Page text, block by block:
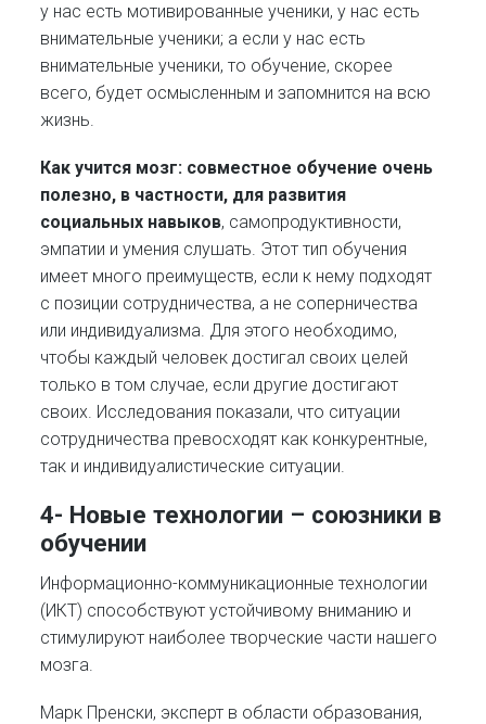
у нас есть мотивированные ученики, у нас есть
внимательные ученики; а если у нас есть
внимательные ученики, то обучение, скорее
всего, будет осмысленным и запомнится на всю
жизнь.
Как учится мозг: совместное обучение очень
полезно, в частности, для развития
социальных навыков, самопродуктивности,
эмпатии и умения слушать. Этот тип обучения
имеет много преимуществ, если к нему подходят
с позиции сотрудничества, а не соперничества
или индивидуализма. Для этого необходимо,
чтобы каждый человек достигал своих целей
только в том случае, если другие достигают
своих. Исследования показали, что ситуации
сотрудничества превосходят как конкурентные,
так и индивидуалистические ситуации.
4- Новые технологии – союзники в
обучении
Информационно-коммуникационные технологии
(ИКТ) способствуют устойчивому вниманию и
стимулируют наиболее творческие части нашего
мозга.
Марк Пренски, эксперт в области образования,